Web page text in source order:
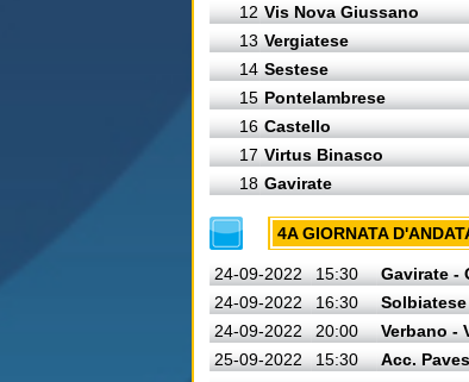
12 Vis Nova Giussano
13 Vergiatese
14 Sestese
15 Pontelambrese
16 Castello
17 Virtus Binasco
18 Gavirate
4A GIORNATA
24-09-2022 15:30 Gavirate -
24-09-2022
16:30
24-09-2022
20:00 Verbano -
25-09-2022
15:30 Acc.